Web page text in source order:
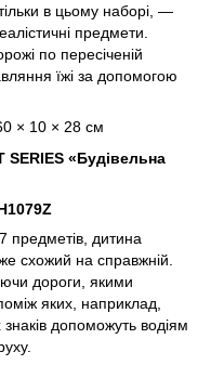
в цьому наборі, —
предмети.
по пересіченій
їжі за допомогою
× 10 × 28 см
SERIES «Будівельна
предметів, дитина
схожий на справжній.
дороги, якими
яких, наприклад,
допоможуть водіям